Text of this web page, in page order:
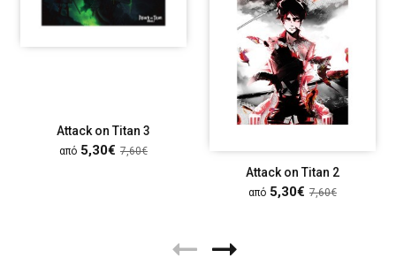
Attack on Titan 3
από 5,30€ 7,60€
Attack on Titan 2
από 5,30€ 7,60€